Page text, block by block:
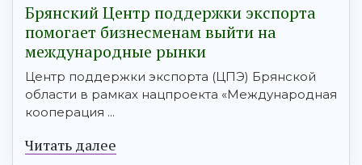
Брянский Центр поддержки экспорта
помогает бизнесменам выйти на
международные рынки
Центр поддержки экспорта (ЦПЭ) Брянской
области в рамках нацпроекта «Международная
кооперация ...
Читать далее